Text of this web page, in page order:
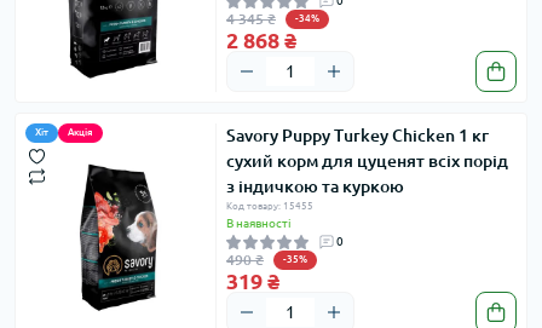
4 345 ₴ -34%
2 868 ₴
Хіт Акція
Savory Puppy Turkey Chicken 1 кг
сухий корм для цуценят всіх порід
з індичкою та куркою
Код товару: 15455
В наявності
0
490 ₴ -35%
319 ₴